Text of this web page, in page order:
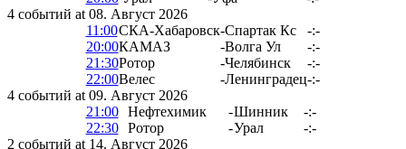
4 событий at 08. Август 2026
11:00СКА-Хабаровск-Спартак Кс
-:-
20:00КАМАЗ -Волга Ул
-:-
21:30Ротор -Челябинск
-:-
22:00Велес -Ленинградец-:-
4 событий at 09. Август 2026
21:00
Нефтехимик -Шинник
-:-
22:30
Ротор -Урал
-:-
2 событий at 14. Август 2026